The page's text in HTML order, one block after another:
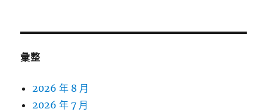
彙整
2026 年 8 月
2026 年 7 月